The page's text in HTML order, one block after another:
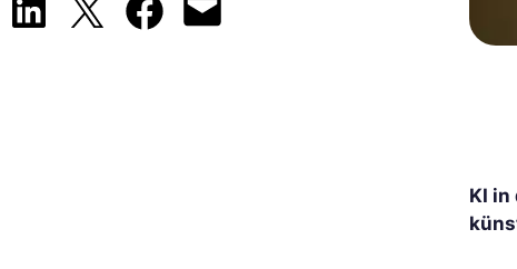
Share on LinkedIn
Share on X Share on Facebook
Email this Page
KI